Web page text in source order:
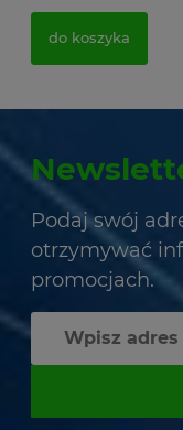
do koszyka
Podaj swój
otrzymywać
promocjach.